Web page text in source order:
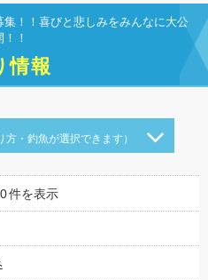
！！喜びと悲しみをみんなに大公
！！
情報
方・釣魚が選択できます）
件を表示